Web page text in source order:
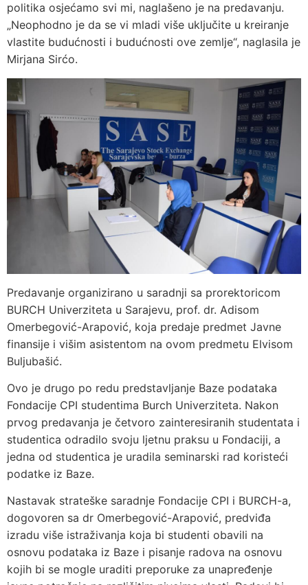
politika osjećamo svi mi, naglašeno je na predavanju.
„Neophodno je da se vi mladi više uključite u kreiranje
vlastite budućnosti i budućnosti ove zemlje“, naglasila je
Mirjana Sirćo.
Predavanje organizirano u saradnji sa prorektoricom
BURCH Univerziteta u Sarajevu, prof. dr. Adisom
Omerbegović-Arapović, koja predaje predmet Javne
finansije i višim asistentom na ovom predmetu Elvisom
Buljubašić.
Ovo je drugo po redu predstavljanje Baze podataka
Fondacije CPI studentima Burch Univerziteta. Nakon
prvog predavanja je četvoro zainteresiranih studentata i
studentica odradilo svoju ljetnu praksu u Fondaciji, a
jedna od studentica je uradila seminarski rad koristeći
podatke iz Baze.
Nastavak strateške saradnje Fondacije CPI i BURCH-a,
dogovoren sa dr Omerbegović-Arapović, predviđa
izradu više istraživanja koja bi studenti obavili na
osnovu podataka iz Baze i pisanje radova na osnovu
kojih bi se mogle uraditi preporuke za unapređenje